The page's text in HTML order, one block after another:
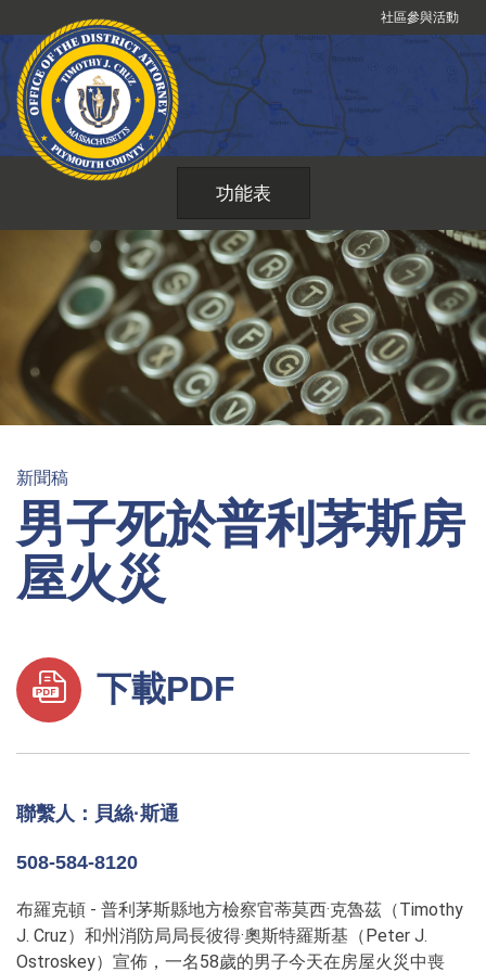
到
內
社區參與活動
功能表
新聞稿
男子死於普利茅斯房
屋火災
下載PDF
聯繫人：貝絲·斯通
508-584-8120
布羅克頓 - 普利茅斯縣地方檢察官蒂莫西·克魯茲（Timothy
J. Cruz）和州消防局局長彼得·奧斯特羅斯基（Peter J.
Ostroskey）宣佈，一名58歲的男子今天在房屋火災中喪